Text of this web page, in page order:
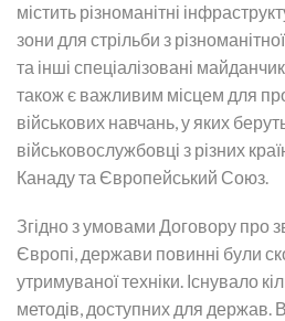
містить різноманітні
зони для стрільби з
та інші спеціалізовані
також є важливим місцем для
військових навчань, у яких
військовослужбовці з різних
Канаду та Європейський Союз.
Згідно з умовами Договору про
Європі, держави повинні були
утримуваної техніки. Існувало
методів, доступних для держав.